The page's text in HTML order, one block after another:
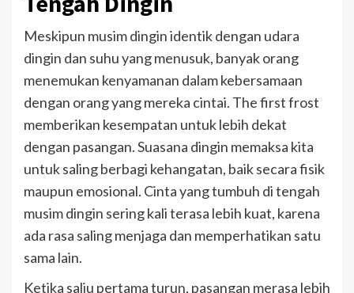
Meskipun musim dingin identik dengan udara
dingin dan suhu yang menusuk, banyak orang
menemukan kenyamanan dalam kebersamaan
dengan orang yang mereka cintai. The first frost
memberikan kesempatan untuk lebih dekat
dengan pasangan. Suasana dingin memaksa kita
untuk saling berbagi kehangatan, baik secara fisik
maupun emosional. Cinta yang tumbuh di tengah
musim dingin sering kali terasa lebih kuat, karena
ada rasa saling menjaga dan memperhatikan satu
sama lain.
Ketika salju pertama turun, pasangan merasa lebih